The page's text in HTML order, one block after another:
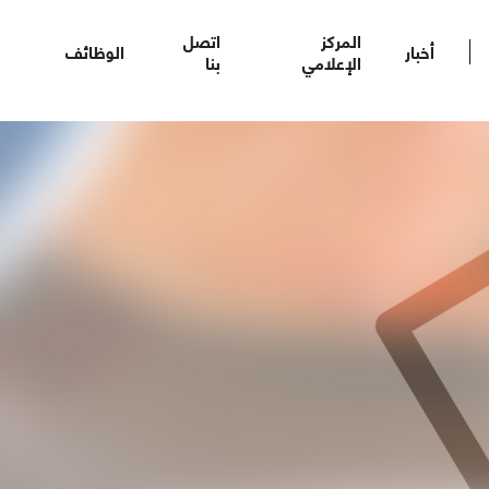
أخبار المركز
الإعلامي
اتصل
بنا الوظائف